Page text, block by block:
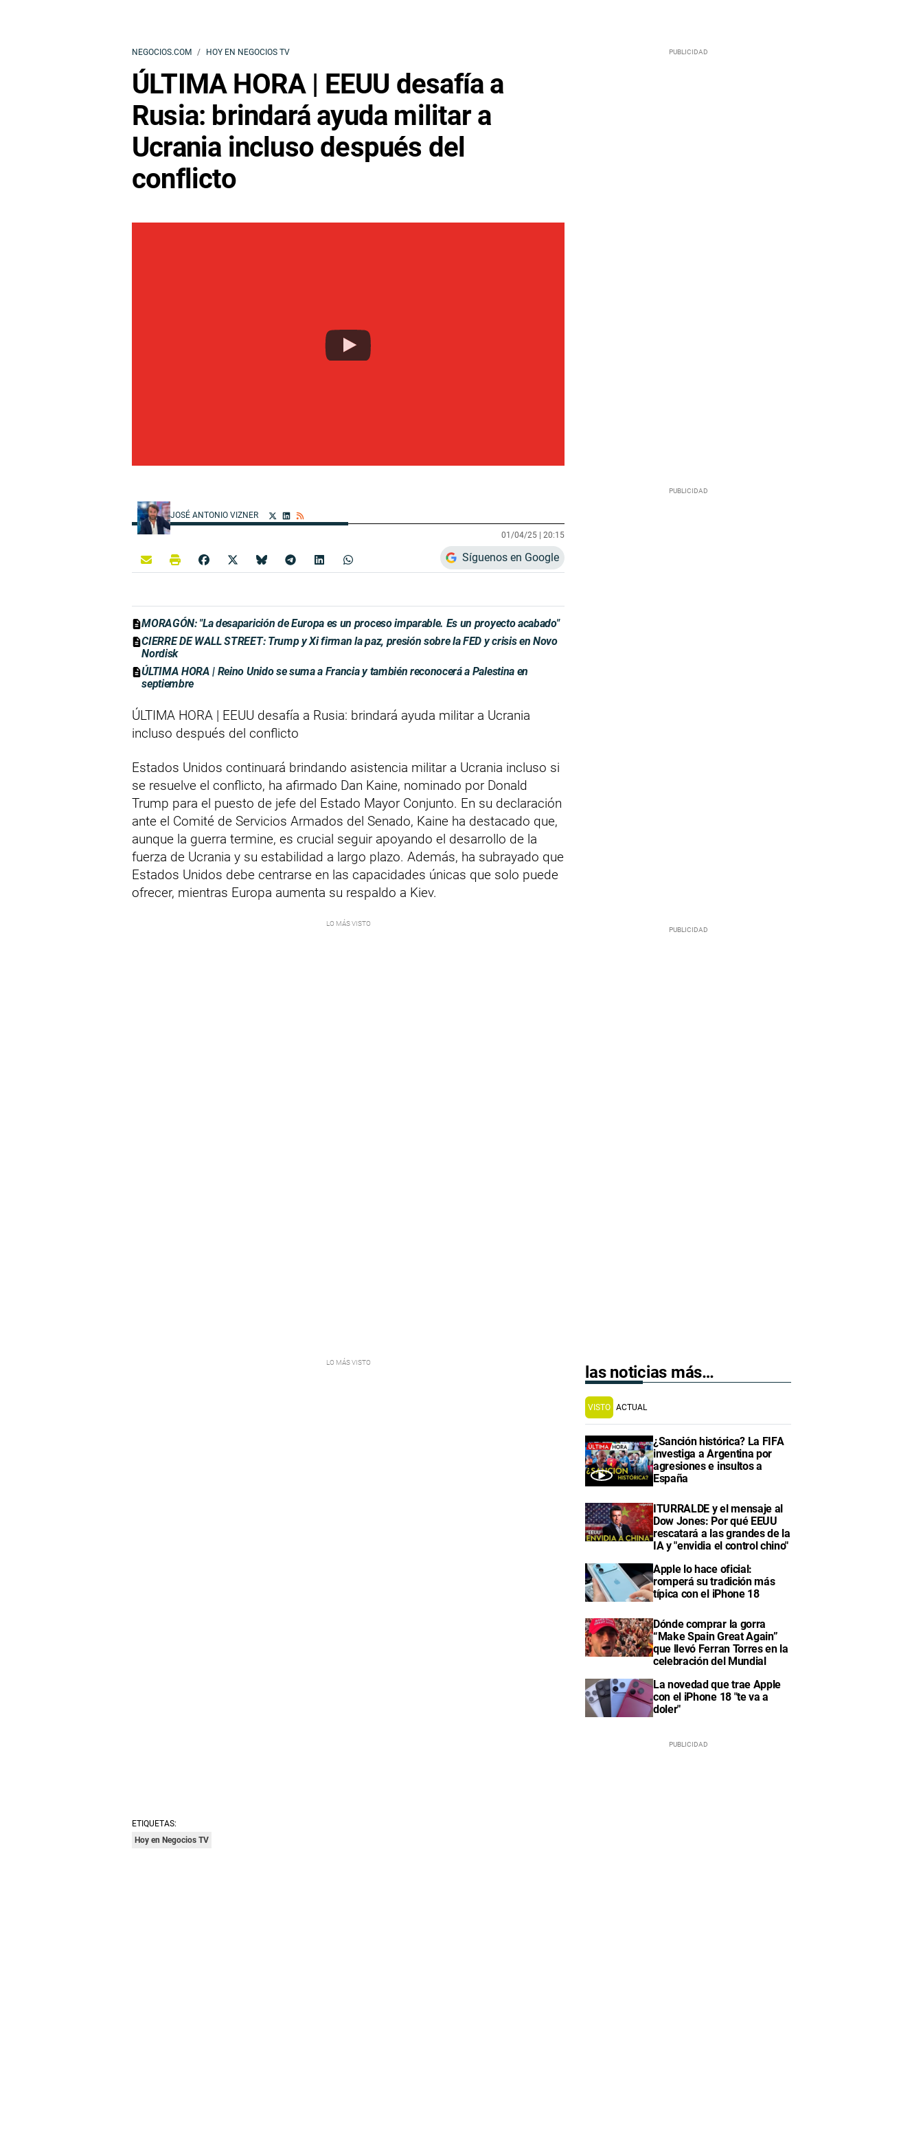
NEGOCIOS.COM HOY EN NEGOCIOS TV
ÚLTIMA HORA | EEUU desafía a
Rusia: brindará ayuda militar a
Ucrania incluso después del
conflicto
JOSÉ ANTONIO VIZNER
01/04/25 | 20:15
Síguenos en Google
MORAGÓN: "La desaparición de Europa es un proceso imparable. Es un proyecto acabado"
CIERRE DE WALL STREET: Trump y Xi firman la paz, presión sobre la FED y crisis en Novo
Nordisk
ÚLTIMA HORA | Reino Unido se suma a Francia y también reconocerá a Palestina en
septiembre
ÚLTIMA HORA | EEUU desafía a Rusia: brindará ayuda militar a Ucrania
incluso después del conflicto
Estados Unidos continuará brindando asistencia militar a Ucrania incluso si
se resuelve el conflicto, ha afirmado Dan Kaine, nominado por Donald
Trump para el puesto de jefe del Estado Mayor Conjunto. En su declaración
ante el Comité de Servicios Armados del Senado, Kaine ha destacado que,
aunque la guerra termine, es crucial seguir apoyando el desarrollo de la
fuerza de Ucrania y su estabilidad a largo plazo. Además, ha subrayado que
Estados Unidos debe centrarse en las capacidades únicas que solo puede
ofrecer, mientras Europa aumenta su respaldo a Kiev.
ETIQUETAS:
Hoy en Negocios TV
las noticias más…
VISTO ACTUAL
¿Sanción histórica? La FIFA
investiga a Argentina por
agresiones e insultos a
España
ITURRALDE y el mensaje al
Dow Jones: Por qué EEUU
rescatará a las grandes de la
IA y "envidia el control chino"
Apple lo hace oficial:
romperá su tradición más
típica con el iPhone 18
Dónde comprar la gorra
“Make Spain Great Again”
que llevó Ferran Torres en la
celebración del Mundial
La novedad que trae Apple
con el iPhone 18 "te va a
doler"